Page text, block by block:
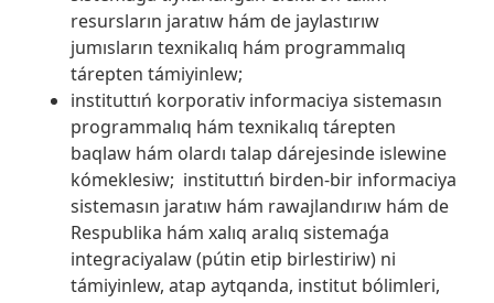
resursların jaratıw hám de jaylastırıw
jumısların texnikalıq hám programmalıq
tárepten támiyinlew;
instituttıń korporativ informaciya sistemasın
programmalıq hám texnikalıq tárepten
baqlaw hám olardı talap dárejesinde islewine
kómeklesiw; instituttıń birden-bir informaciya
sistemasın jaratıw hám rawajlandırıw hám de
Respublika hám xalıq aralıq sistemaǵa
integraciyalaw (pútin etip birlestiriw) ni
támiyinlew, atap aytqanda, institut bólimleri,